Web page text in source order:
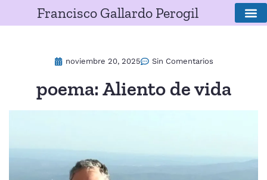
Francisco Gallardo Perogil
noviembre 20, 2025 Sin Comentarios
poema: Aliento de vida